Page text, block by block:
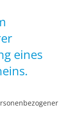
eines